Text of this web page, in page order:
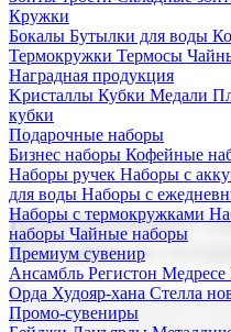
Кружки
Бокалы Бутылки для воды
Термокружки Термосы
Наградная продукция
Kристаллы Кубки Медали
кубки
Подарочные наборы
Бизнес наборы Кофейные
Наборы ручек Наборы с
для воды Наборы с
Наборы с термокружками
наборы Чайные наборы
Премиум сувенир
Ансамбль Регистон
Орда Худояр-хана Стелла
Промо-сувениры
Корпоративные
Поставка со
Мы предлагаем широкий
сувениров с логотипом. В